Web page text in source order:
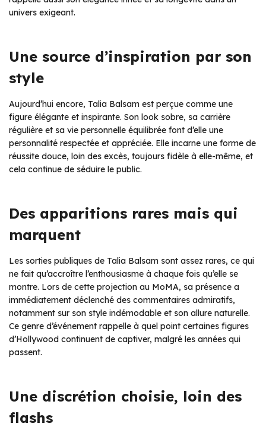
univers exigeant.
Une source d’inspiration par son
style
Aujourd’hui encore, Talia Balsam est perçue comme une
figure élégante et inspirante. Son look sobre, sa carrière
régulière et sa vie personnelle équilibrée font d’elle une
personnalité respectée et appréciée. Elle incarne une forme de
réussite douce, loin des excès, toujours fidèle à elle-même, et
cela continue de séduire le public.
Des apparitions rares mais qui
marquent
Les sorties publiques de Talia Balsam sont assez rares, ce qui
ne fait qu’accroître l’enthousiasme à chaque fois qu’elle se
montre. Lors de cette projection au MoMA, sa présence a
immédiatement déclenché des commentaires admiratifs,
notamment sur son style indémodable et son allure naturelle.
Ce genre d’événement rappelle à quel point certaines figures
d’Hollywood continuent de captiver, malgré les années qui
passent.
Une discrétion choisie, loin des
flashs